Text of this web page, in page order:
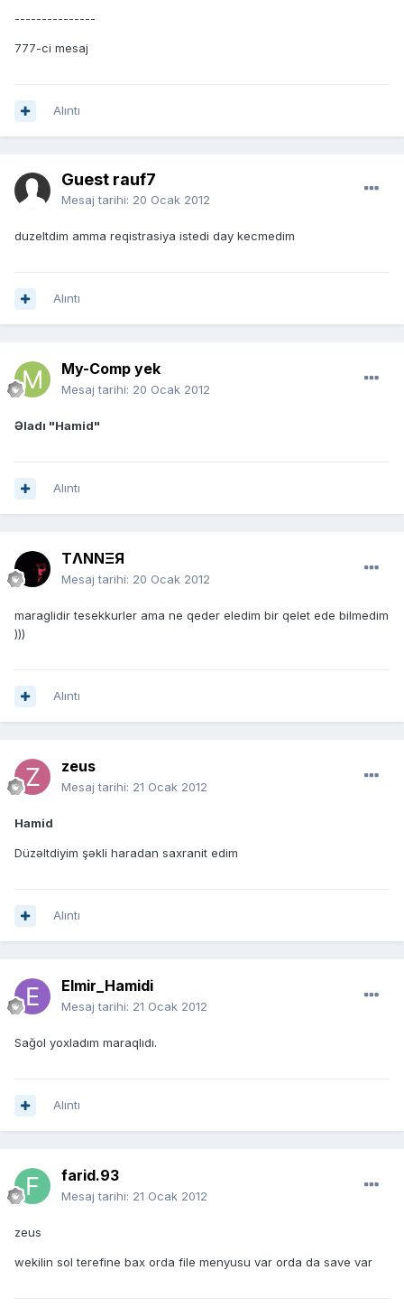
---------------
777-ci mesaj
Alıntı
Guest rauf7
Mesaj tarihi: 20 Ocak 2012
duzeltdim amma reqistrasiya istedi day kecmedim
Alıntı
My-Comp yek
Mesaj tarihi: 20 Ocak 2012
Əladı "Hamid"
Alıntı
TΛNNΞЯ
Mesaj tarihi: 20 Ocak 2012
maraglidir tesekkurler ama ne qeder eledim bir qelet ede bilmedim
)))
Alıntı
zeus
Mesaj tarihi: 21 Ocak 2012
Hamid
Düzəltdiyim şəkli haradan saxranit edim
Alıntı
Elmir_Hamidi
Mesaj tarihi: 21 Ocak 2012
Sağol yoxladım maraqlıdı.
Alıntı
farid.93
Mesaj tarihi: 21 Ocak 2012
zeus
wekilin sol terefine bax orda file menyusu var orda da save var